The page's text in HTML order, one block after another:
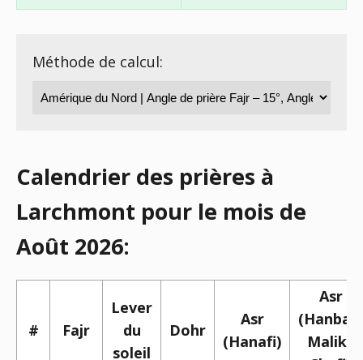
Méthode de calcul:
Calendrier des prières à
Larchmont pour le mois de
Août 2026:
# Fajr
Lever
du
soleil
Dohr
Asr
(Hanafi)
Asr
(Hanbali,
Maliki,